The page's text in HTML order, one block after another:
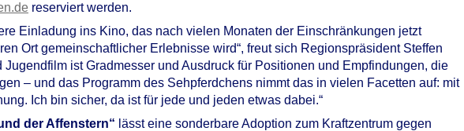
reserviert werden.
Einladung ins Kino, das nach vielen Monaten der Einschränkungen jetzt
Ort gemeinschaftlicher Erlebnisse wird“, freut sich Regionspräsident Steffen
Jugendfilm ist Gradmesser und Ausdruck für Positionen und Empfindungen, die
– und das Programm des Sehpferdchens nimmt das in vielen Facetten auf: mit
Ich bin sicher, da ist für jede und jeden etwas dabei.“
der Affenstern“ lässt eine sonderbare Adoption zum Kraftzentrum gegen